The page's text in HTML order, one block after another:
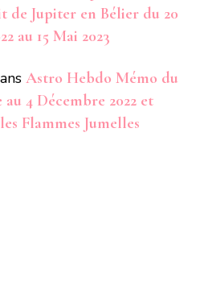
de Jupiter en Bélier du 20
au 15 Mai 2023
Astro Hebdo Mémo du
4 Décembre 2022 et
Flammes Jumelles